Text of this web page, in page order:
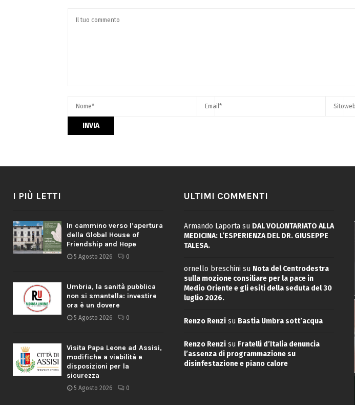
I PIÙ LETTI
In cammino verso l’apertura
della Global House of
Friendship and Hope
5 Agosto 2026 0
Umbria, la sanità pubblica
non si smantella: investire
ora è un dovere
5 Agosto 2026 0
Visita Papa Leone ad Assisi,
modifiche a viabilità e
disposizioni per la
sicurezza
5 Agosto 2026 0
ULTIMI COMMENTI
Armando Laportasu DAL VOLONTARIATO ALLA
MEDICINA: L’ESPERIENZA DEL DR. GIUSEPPE
TALESA.
ornello breschini su Nota del Centrodestra
sulla mozione consiliare per la pace in
Medio Oriente e gli esiti della seduta del 30
luglio 2026.
Renzo Renzisu Bastia Umbra sott’acqua
Renzo Renzisu Fratelli d’Italia denuncia
l’assenza di programmazione su
disinfestazione e piano calore